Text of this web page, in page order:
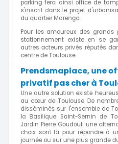
parking fera ainsi office de
s'inscrit dans le projet
du quartier Marengo.
Pour les amoureux des grands
stationnement existe en se
autres acteurs privés réputés
centre de Toulouse.
Prendsmaplace, une
privatif pas cher à
Une autre solution existe
au cœur de Toulouse. De
disséminés sur l'ensemble de
la Basilique Saint-Sernin de
Jardin Pierre Goudouli une
choix sont là pour répondre à
journée ou sur une plus grande